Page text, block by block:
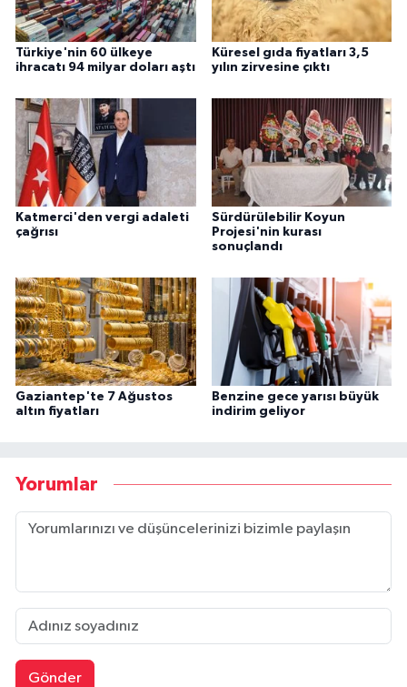
Türkiye'nin 60 ülkeye
ihracatı 94 milyar doları aştı
Küresel gıda fiyatları 3,5
yılın zirvesine çıktı
Katmerci'den vergi adaleti
çağrısı
Sürdürülebilir Koyun
Projesi'nin kurası
sonuçlandı
Gaziantep'te 7 Ağustos
altın fiyatları
Benzine gece yarısı büyük
indirim geliyor
Yorumlar
Gönder